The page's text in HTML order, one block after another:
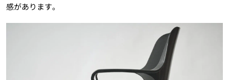
感があります。